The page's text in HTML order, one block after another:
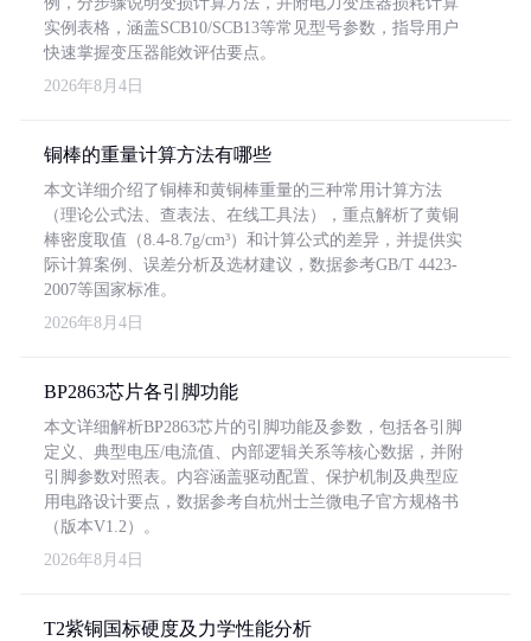
实例表格，涵盖SCB10/SCB13等常见型号参数，指导用户
快速掌握变压器能效评估要点。
2026年8月4日
铜棒的重量计算方法有哪些
本文详细介绍了铜棒和黄铜棒重量的三种常用计算方法
（理论公式法、查表法、在线工具法），重点解析了黄铜
棒密度取值（8.4-8.7g/cm³）和计算公式的差异，并提供实
际计算案例、误差分析及选材建议，数据参考GB/T 4423-
2007等国家标准。
2026年8月4日
BP2863芯片各引脚功能
本文详细解析BP2863芯片的引脚功能及参数，包括各引脚
定义、典型电压/电流值、内部逻辑关系等核心数据，并附
引脚参数对照表。内容涵盖驱动配置、保护机制及典型应
用电路设计要点，数据参考自杭州士兰微电子官方规格书
（版本V1.2）。
2026年8月4日
T2紫铜国标硬度及力学性能分析